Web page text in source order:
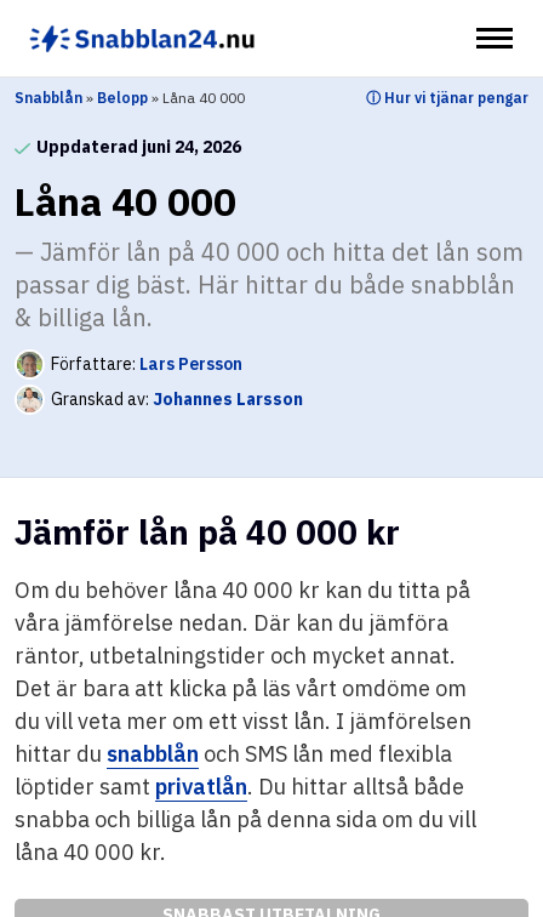
innehåll
Snabblån » Belopp » Låna 40 000 ⓘ Hur vi tjänar pengar
Uppdaterad juni 24, 2026
Låna 40 000
Jämför lån på 40 000 och hitta det lån som
passar dig bäst. Här hittar du både snabblån
& billiga lån.
Författare: Lars Persson
Granskad av: Johannes Larsson
Jämför lån på 40 000 kr
Om du behöver låna 40 000 kr kan du titta på
våra jämförelse nedan. Där kan du jämföra
räntor, utbetalningstider och mycket annat.
Det är bara att klicka på läs vårt omdöme om
du vill veta mer om ett visst lån. I jämförelsen
hittar du snabblån och SMS lån med flexibla
löptider samt privatlån. Du hittar alltså både
snabba och billiga lån på denna sida om du vill
låna 40 000 kr.